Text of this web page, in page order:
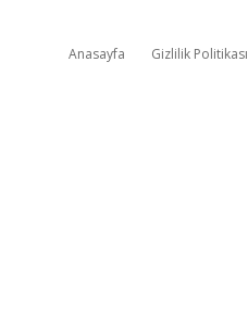
Anasayfa Gizlilik Politikası